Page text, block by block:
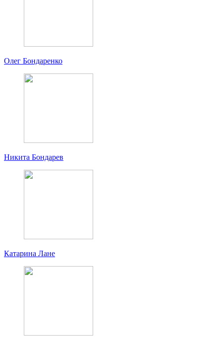
Олег Бондаренко
Никита Бондарев
Катарина Лане